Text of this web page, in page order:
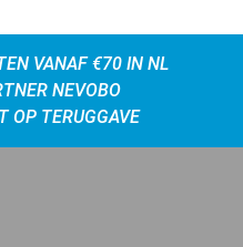
VANAF €70 IN NL
NEVOBO
OP TERUGGAVE